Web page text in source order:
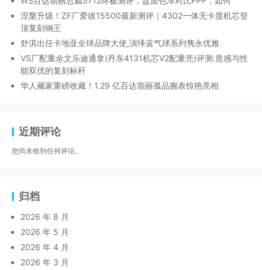
涅槃升级！ZF厂爱彼15500最新测评｜4302一体无卡度机芯登
顶复刻钢王
舒淇出任卡地亚全球品牌大使,演绎蓝气球系列隽永优雅
VS厂配重余文乐迪通拿(丹东4131机芯V2配重壳)评测:质感与性
能双优的复刻标杆
华人藏家重磅收藏！1.29 亿百达翡丽孤品腕表惊艳亮相
近期评论
您尚未收到任何评论。
归档
2026 年 8 月
2026 年 5 月
2026 年 4 月
2026 年 3 月